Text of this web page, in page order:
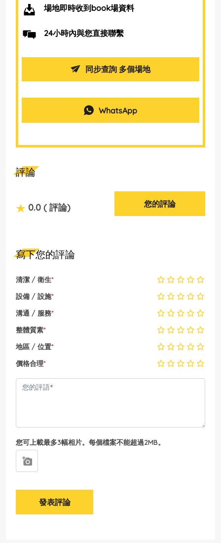
場地即時收到book場資料
24小時內與您直接聯繫
同步查詢 多個場地
WhatsApp
評論
0.0 ( 評論) 您的評論
寫下您的評論
清潔 / 衛生*
設備 / 設施*
溝通 / 服務*
整體質素*
地區 / 位置*
價格合理*
您可上載最多3幅相片。每個檔案不能超過2MB。
發表評論